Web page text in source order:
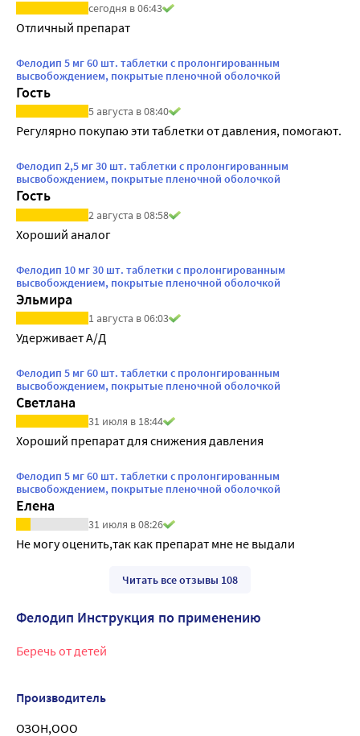
сегодня в 06:43
Отличный препарат
Фелодип 5 мг 60 шт. таблетки с пролонгированным
высвобождением, покрытые пленочной оболочкой
Гость
5 августа в 08:40
Регулярно покупаю эти таблетки от давления, помогают.
Фелодип 2,5 мг 30 шт. таблетки с пролонгированным
высвобождением, покрытые пленочной оболочкой
Гость
2 августа в 08:58
Хороший аналог
Фелодип 10 мг 30 шт. таблетки с пролонгированным
высвобождением, покрытые пленочной оболочкой
Эльмира
1 августа в 06:03
Удерживает А/Д
Фелодип 5 мг 60 шт. таблетки с пролонгированным
высвобождением, покрытые пленочной оболочкой
Светлана
31 июля в 18:44
Хороший препарат для снижения давления
Фелодип 5 мг 60 шт. таблетки с пролонгированным
высвобождением, покрытые пленочной оболочкой
Елена
31 июля в 08:26
Не могу оценить,так как препарат мне не выдали
Читать все отзывы 108
Фелодип Инструкция по применению
Беречь от детей
Производитель
ОЗОН,ООО